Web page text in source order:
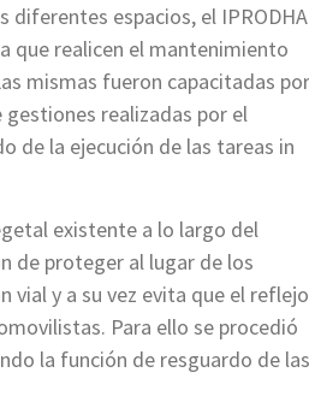
diferentes espacios, el IPRODHA
que realicen el mantenimiento
mismas fueron capacitadas por
gestiones realizadas por el
de la ejecución de las tareas in
existente a lo largo del
de proteger al lugar de los
vial y a su vez evita que el reflejo
Para ello se procedió
la función de resguardo de las